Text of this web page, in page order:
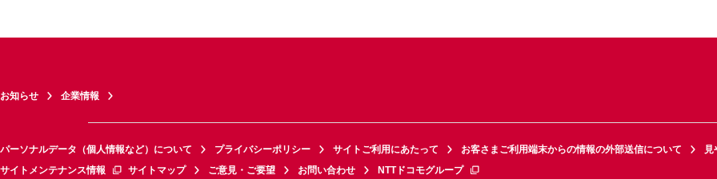
お知らせ 企業情報
パーソナルデータ（個人情報など）について プライバシーポリシー サイトご利用にあたって お客さまご利用端末からの情報の外部送信について
見
サイトメンテナンス情報
サイトマップ ご意見・ご要望 お問い合わせ NTTドコモグループ